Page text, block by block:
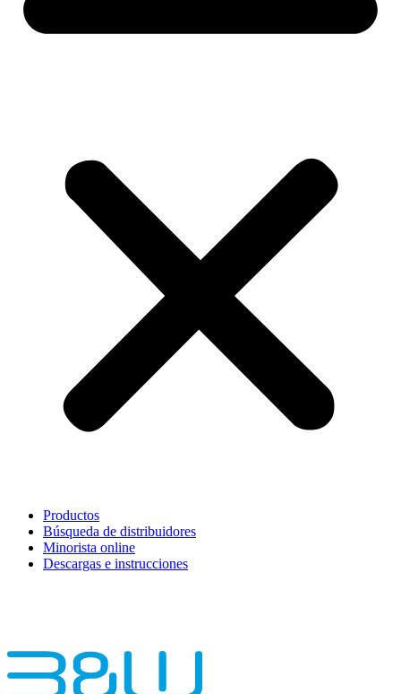
Productos
Búsqueda de distribuidores
Minorista online
Descargas e instrucciones